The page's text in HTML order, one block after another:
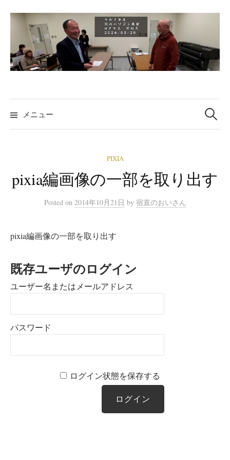
ン
ツ
ッ
プ
メニュー
検
索:
PIXIA
pixia編画像の一部を取り出す
Posted on 2014年10月21日 by 宿直のおいさん
pixia編画像の一部を取り出す
既存ユーザのログイン
ユーザー名またはメールアドレス
パスワード
ログイン状態を保存する